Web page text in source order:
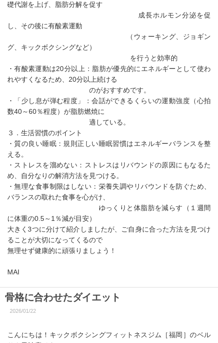
礎代謝を上げ、脂肪分解を促す
成長ホルモン分泌を促
し、その後に有酸素運動
（ウォーキング、ジョギン
グ、キックボクシングなど）
を行うと効率的
・有酸素運動は20分以上：脂肪が優先的にエネルギーとして使わ
れやすくなるため、20分以上続ける
のがおすすめです。
・「少し息が弾む程度」：会話ができるくらいの運動強度（心拍
数40～60％程度）が脂肪燃焼に
適している。
３．生活習慣のポイント
・質の良い睡眠：規則正しい睡眠習慣はエネルギーバランスを整
える。
・ストレスを溜めない：ストレスはリバウンドの原因にもなるた
め、自分なりの解消方法を見つける。
・無理な食事制限はしない：栄養失調やリバウンドを防ぐため、
バランスの取れた食事を心がけ、
ゆっくりと体脂肪を減らす（１週間
に体重の0.5～1％減が目安）
大きく3つに分けて紹介しましたが、ご自身に合った方法を見つけ
ることが大切になってくるので
無理せず健康的に頑張りましょう！
MAI
骨格に合わせたダイエット
2026/01/22
こんにちは！キックボクシングフィットネスジム［福岡］のベル